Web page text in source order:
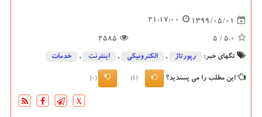
1399/05/01
21:17:00
5.0
/ 5
2585
تگهای خبر: رپورتاژ , الكترونیكی , اینترنت , خدمات
این مطلب را می پسندید؟ (1)
(0)
X